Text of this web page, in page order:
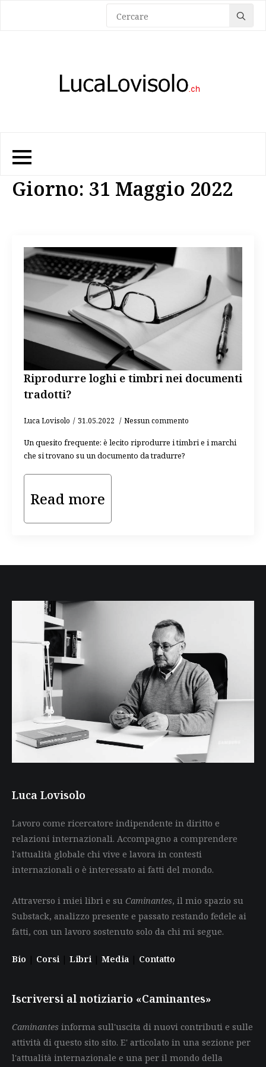
for:
Giorno: 31 Maggio 2022
Riprodurre loghi e timbri nei documenti
tradotti?
Luca Lovisolo 31.05.2022 Nessun commento
Un quesito frequente: è lecito riprodurre i timbri e i marchi
che si trovano su un documento da tradurre?
Read more
Luca Lovisolo
Lavoro come ricercatore indipendente in diritto e
relazioni internazionali. Accompagno a comprendere
l'attualità globale chi vive e lavora in contesti
internazionali o è interessato ai fatti del mondo.
Attraverso i miei libri e su Caminantes, il mio spazio su
Substack, analizzo presente e passato restando fedele ai
fatti, con un lavoro sostenuto solo da chi mi segue.
Bio | Corsi | Libri | Media | Contatto
Iscriversi al notiziario «Caminantes»
Caminantes informa sull'uscita di nuovi contributi e sulle
attività di questo sito sito. E' articolato in una sezione per
l'attualità internazionale e una per il mondo della